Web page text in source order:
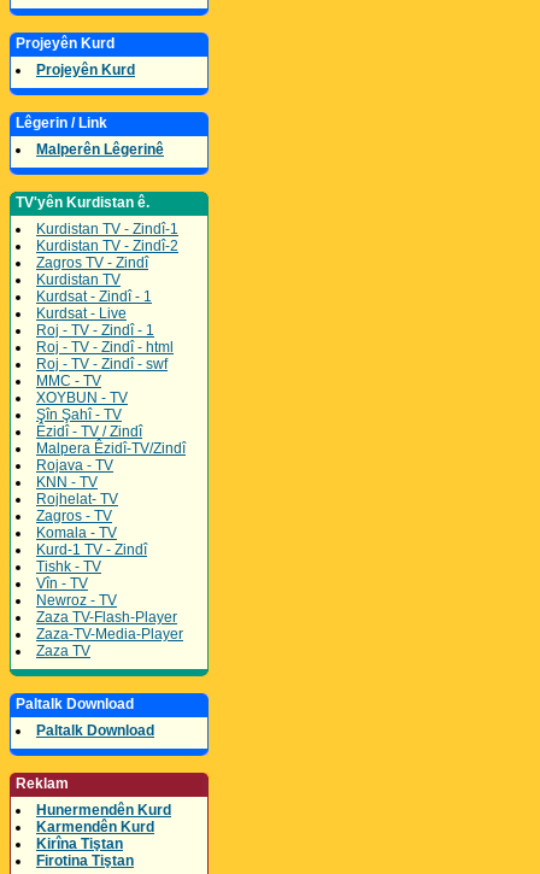
Projeyên Kurd
Projeyên Kurd
Lêgerin / Link
Malperên Lêgerinê
TV'yên Kurdistan ê.
Kurdistan TV - Zindî-1
Kurdistan TV - Zindî-2
Zagros TV - Zindî
Kurdistan TV
Kurdsat - Zindî - 1
Kurdsat - Live
Roj - TV - Zindî - 1
Roj - TV - Zindî - html
Roj - TV - Zindî - swf
MMC - TV
XOYBUN - TV
Şîn Şahî - TV
Êzidî - TV / Zindî
Malpera Êzidî-TV/Zindî
Rojava - TV
KNN - TV
Rojhelat- TV
Zagros - TV
Komala - TV
Kurd-1 TV - Zindî
Tishk - TV
Vîn - TV
Newroz - TV
Zaza TV-Flash-Player
Zaza-TV-Media-Player
Zaza TV
Paltalk Download
Paltalk Download
Reklam
Hunermendên Kurd
Karmendên Kurd
Kirîna Tiştan
Firotina Tiştan